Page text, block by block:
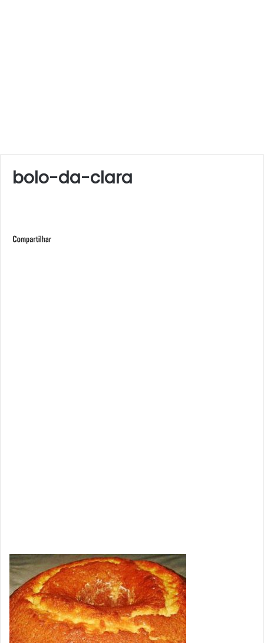
bolo-da-clara